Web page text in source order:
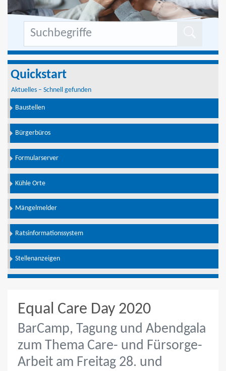
Quickstart
Aktuelles – Schnell gefunden
Baustellen
Bürgerbüros
Formularserver
Kühle Orte
Mängelmelder
Ratsinformationssystem
Stellenanzeigen
Equal Care Day 2020
BarCamp, Tagung und Abendgala
zum Thema Care- und Fürsorge-
Arbeit am Freitag 28. und